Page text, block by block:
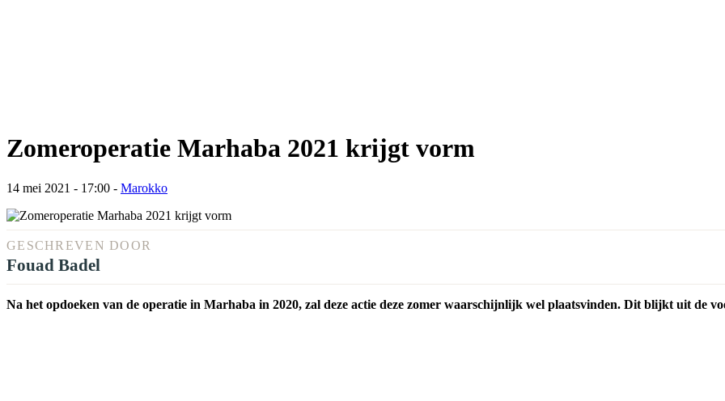
Zomeroperatie Marhaba 2021 krijgt vorm
14 mei 2021 - 17:00 - Marokko
GESCHREVEN DOOR
Fouad Badel
Na het opdoeken van de operatie in Marhaba in 2020, zal deze actie deze zomer waarschijnlijk wel plaatsvinden. Dit blijkt uit de